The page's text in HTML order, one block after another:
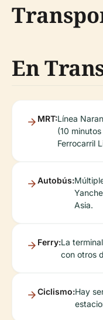
En
MRT:Línea
(10
Ferrocarril
Autobús:
Asia.
Ferry:La
con otros
Ciclismo:Hay